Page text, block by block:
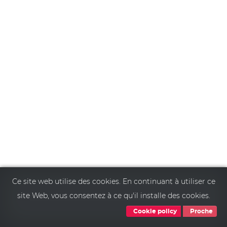
Ce site web utilise des cookies. En continuant à utiliser ce
site Web, vous consentez à ce qu'il installe des cookies.
Cookie policy Proche